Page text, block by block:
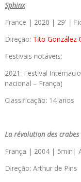
Sphinx
France | 2020 | 29’ |
Direção: Tito González
Festivais notáveis:
2021: Festival
nacional – França)
Classificação: 14 anos
La révolution des crabes
França | 2004 | 5min|
Direção: Arthur de Pins